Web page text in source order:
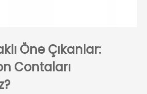
Öne Çıkanlar:
Contaları